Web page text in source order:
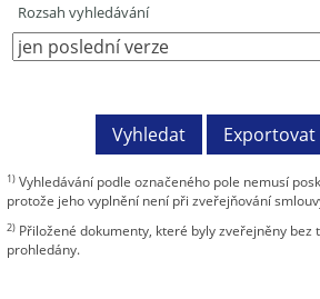
Rozsah vyhledávání
1) Vyhledávání podle označeného pole nemusí
protože jeho vyplnění není při zveřejňování
2) Přiložené dokumenty, které byly zveřejněny bez
prohledány.